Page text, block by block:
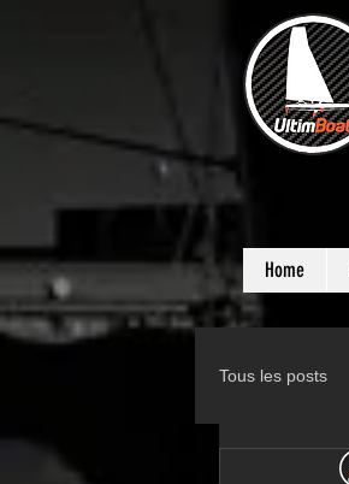
Home
Tous les posts